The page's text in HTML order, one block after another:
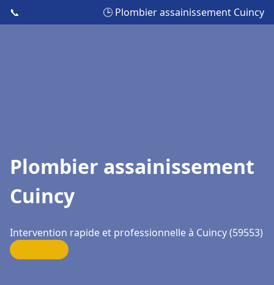
📞 🕒 Plombier assainissement Cuincy
Plombier assainissement
Cuincy
Intervention rapide et professionnelle à Cuincy (59553)